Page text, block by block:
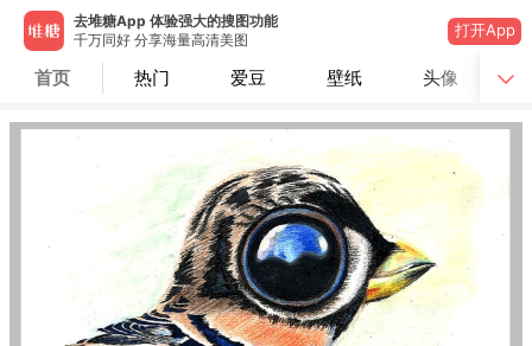
去堆糖App 体验强大的搜图功能
千万同好 分享海量高清美图
打开App
首页 热门 爱豆 壁纸 头像